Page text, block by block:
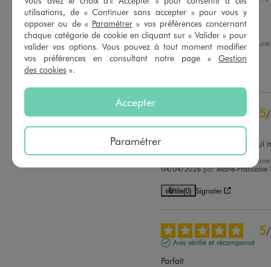
3étoiles
1
2étoiles
1
1étoile 0
Trier les avis
Avis vérifié et récompensé
Bien taillé
Avis du 21/05/2026
, suite à
08/05/2026 par Corinne Z.
5/
Avis vérifié et récompensé
Super enfin un pantalon qui
, suite à
04/04/2026 parMarie-Francoise
Utile(0) Signaler
5/
Avis vérifié et récompensé
Parfait
utilisations, de « Continuer sans accepter » pour vous y
opposer ou de « Paramétrer » vos préférences concernant
chaque catégorie de cookie en cliquant sur « Valider » pour
valider vos options. Vous pouvez à tout moment modifier
vos préférences en consultant notre page « Gestion
des cookies ».
Accepter
Paramétrer